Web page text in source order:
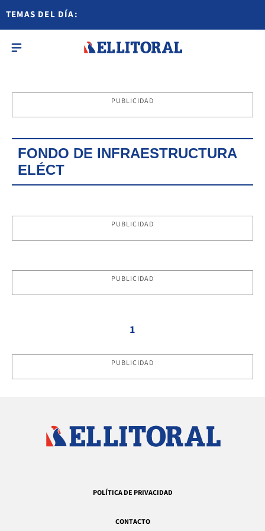
TEMAS DEL DÍA:
PUBLICIDAD
FONDO DE INFRAESTRUCTURA
ELÉCT
PUBLICIDAD
PUBLICIDAD
1
PUBLICIDAD
POLÍTICA DE PRIVACIDAD
CONTACTO